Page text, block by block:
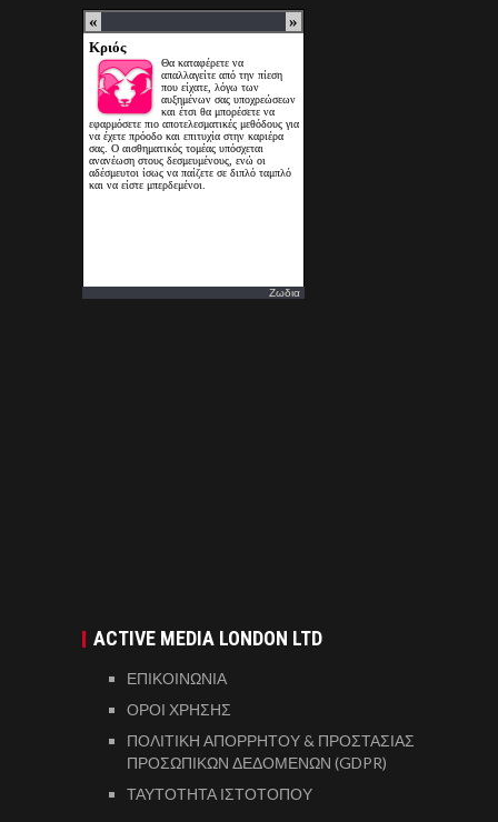
Ζωδια
ACTIVE MEDIA LONDON LTD
ΕΠΙΚΟΙΝΩΝΙΑ
ΟΡΟΙ ΧΡΗΣΗΣ
ΠΟΛΙΤΙΚΗ ΑΠΟΡΡΗΤΟΥ & ΠΡΟΣΤΑΣΙΑΣ
ΠΡΟΣΩΠΙΚΩΝ ΔΕΔΟΜΕΝΩΝ (GDPR)
ΤΑΥΤΟΤΗΤΑ ΙΣΤΟΤΟΠΟΥ